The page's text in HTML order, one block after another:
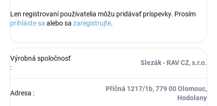
Len registrovaní používatelia môžu pridávať príspevky. Prosím
prihláste sa alebo sa zaregistrujte.
Výrobná spoločnosť
:
Slezák - RAV CZ, s.r.o.
Adresa :
Příčná 1217/1b, 779 00 Olomouc,
Hodolany